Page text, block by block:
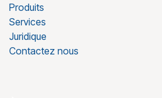
Produits
Services
Juridique
Contactez nous